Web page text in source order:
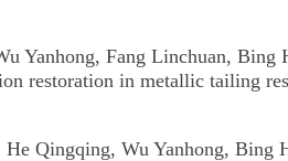
Yanhong, Fang Linchuan,
restoration in metallic tailing
Qingqing, Wu Yanhong,